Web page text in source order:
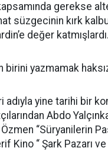
gerekse
süzgecinin kırk
değer katmışlardı.
yazmamak
yine tarihi bir
Abdo
“Süryanilerin
Kino “ Şark Pazarı